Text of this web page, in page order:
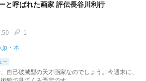
と呼ばれた画家 評伝長谷川利行
1
・本
ー
自己破滅型の天才画家なのでしょう。今週末に、